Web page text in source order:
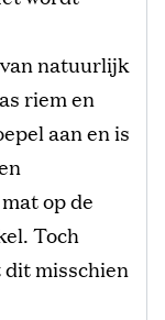
natuurlijk
riem en
aan en is
op de
Toch
dit misschien